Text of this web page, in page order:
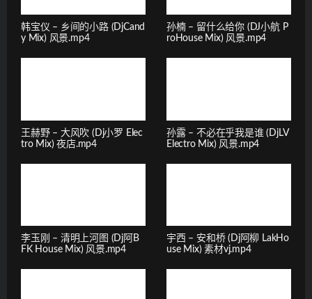
韩宝仪 – 乡间的小路 (DjCand
y Mix) 风景.mp4
孙楠 – 留什么给你 (DJ小航 P
roHouse Mix) 风景.mp4
王赫野 – 大风吹 (Dj小罗 Elec
tro Mix) 夜店.mp4
孙露 – 不必在乎我是谁 (DjLV
Electro Mix) 风景.mp4
李玉刚 – 清明上河图 (Dj阿B
FK House Mix) 风景.mp4
宇西 – 安和桥 (Dj阿柳 LakHo
use Mix) 素材vj.mp4